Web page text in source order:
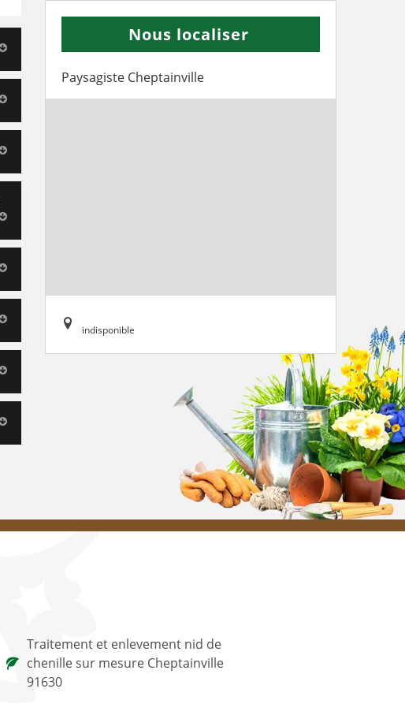
Nous localiser
Paysagiste Cheptainville
indisponible
Traitement et enlevement nid de
chenille sur mesure Cheptainville
91630